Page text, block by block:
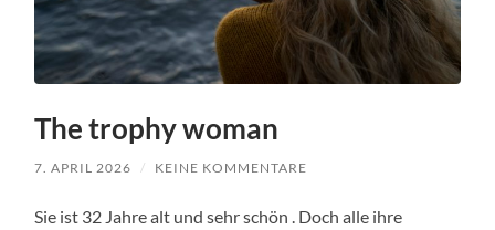
The trophy woman
7. APRIL 2026 / KEINE KOMMENTARE
Sie ist 32 Jahre alt und sehr schön . Doch alle ihre